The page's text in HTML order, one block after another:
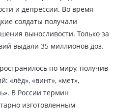
и депрессии. Во время
солдаты получали
выносливости. Только за
выдали 35 миллионов доз.
по миру, получив
«лёд», «винт», «мет»,
В России термин
изготовленным